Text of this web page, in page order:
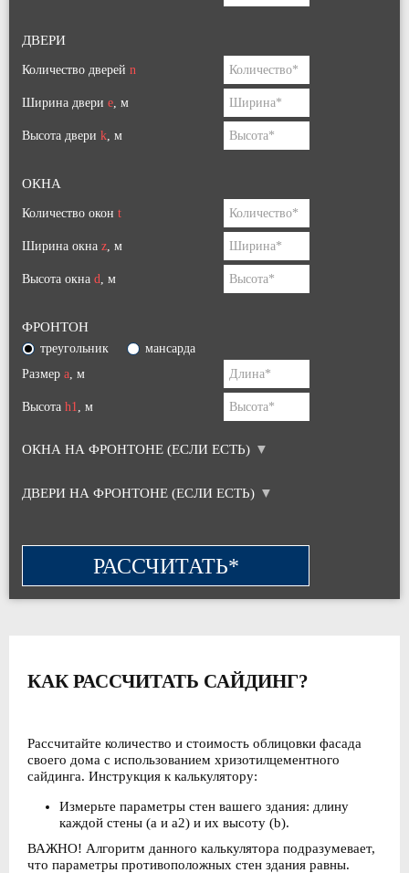
ДВЕРИ
Количество дверей n
Ширина двери e, м
Высота двери k, м
ОКНА
Количество окон t
Ширина окна z, м
Высота окна d, м
ФРОНТОН
треугольник
мансарда
Размер a, м
Высота h1, м
ОКНА НА ФРОНТОНЕ (ЕСЛИ ЕСТЬ)
ДВЕРИ НА ФРОНТОНЕ (ЕСЛИ ЕСТЬ)
КАК РАССЧИТАТЬ САЙДИНГ?
Рассчитайте количество и стоимость облицовки фасада
своего дома с использованием хризотилцементного
сайдинга. Инструкция к калькулятору:
Измерьте параметры стен вашего здания: длину
каждой стены (a и a2) и их высоту (b).
ВАЖНО! Алгоритм данного калькулятора подразумевает,
что параметры противоположных стен здания равны.